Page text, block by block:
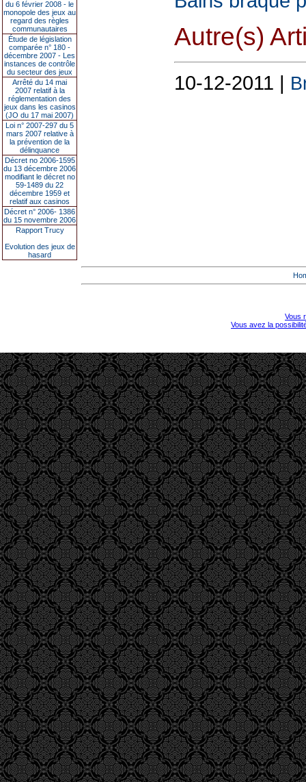
du 6 février 2008 - le
monopole des jeux au
regard des règles
communautaires
Étude de législation
comparée n° 180 -
décembre 2007 - Les
instances de contrôle
du secteur des jeux
Arrêté du 14 mai
2007 relatif à la
réglementation des
jeux dans les casinos
(JO du 17 mai 2007)
Loi n° 2007-297 du 5
mars 2007 relative à
la prévention de la
délinquance
Décret no 2006-1595
du 13 décembre 2006
modifiant le décret no
59-1489 du 22
décembre 1959 et
relatif aux casinos
Décret n° 2006- 1386
du 15 novembre 2006
Rapport Trucy
Evolution des jeux de
hasard
Autre(s)
10-12-2011 |
Vous
Vous avez la